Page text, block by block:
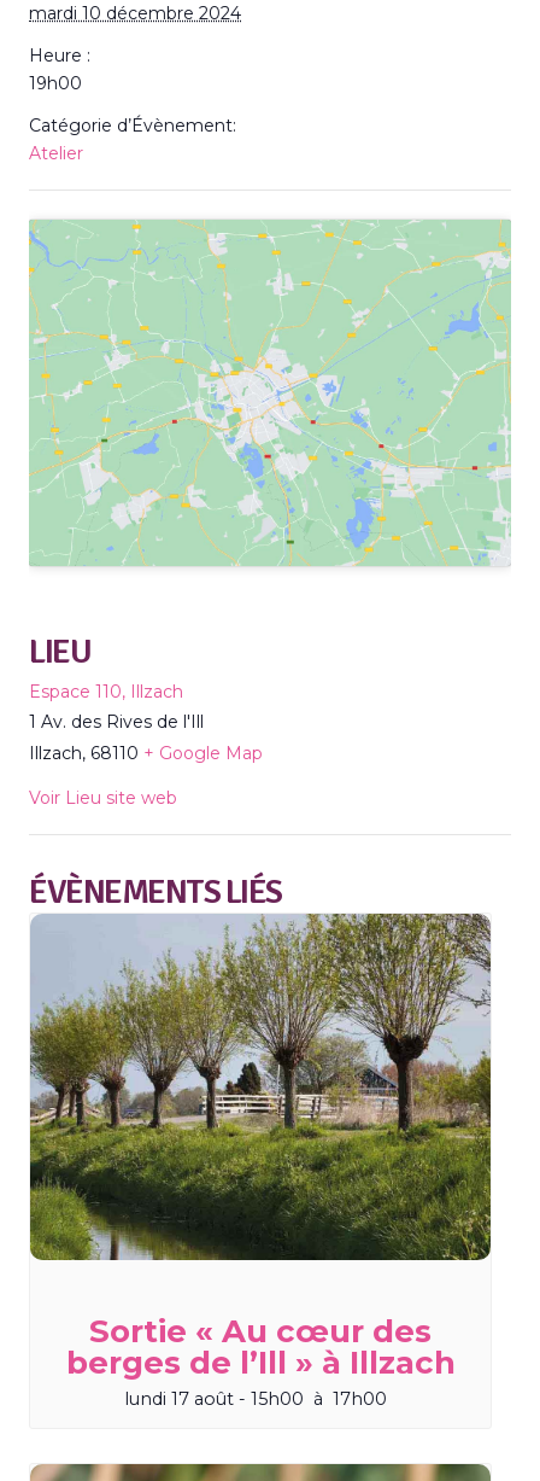
mardi 10 décembre 2024
Heure :
19h00
Catégorie d’Évènement:
Atelier
LIEU
Espace 110, Illzach
1 Av. des Rives de l'Ill
Illzach, 68110 + Google Map
Voir Lieu site web
ÉVÈNEMENTS LIÉS
Sortie « Au cœur des
berges de l’Ill » à Illzach
lundi 17 août - 15h00 à 17h00